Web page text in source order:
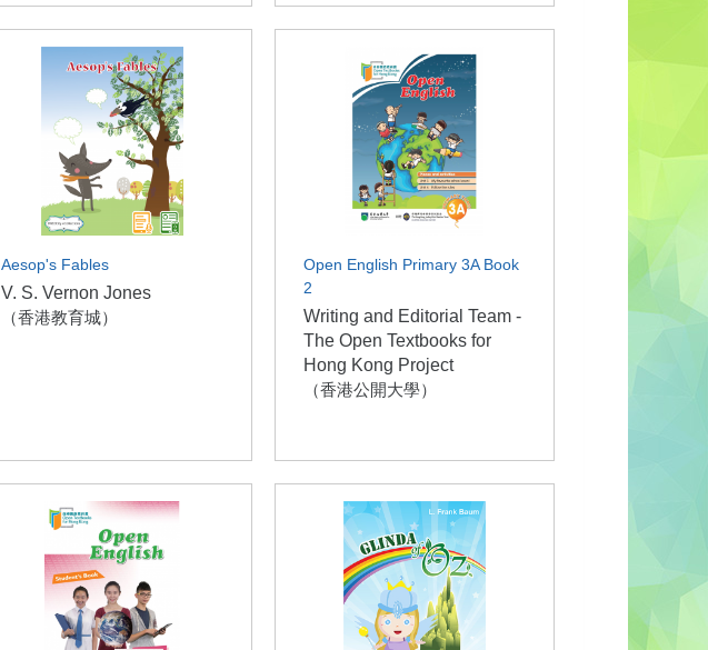
Aesop's Fables
V. S. Vernon Jones
（香港教育城）
Open English Primary 3A Book
2
Writing and Editorial Team -
The Open Textbooks for
Hong Kong Project
（香港公開大學）